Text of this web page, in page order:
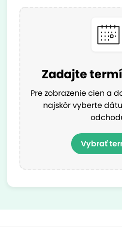
Zadajte
Pre zobrazenie cien a
najskôr vyberte
Vybrať